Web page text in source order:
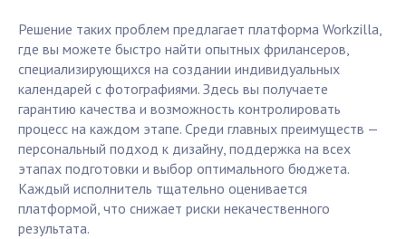
Решение таких проблем предлагает платформа Workzilla,
где вы можете быстро найти опытных фрилансеров,
специализирующихся на создании индивидуальных
календарей с фотографиями. Здесь вы получаете
гарантию качества и возможность контролировать
процесс на каждом этапе. Среди главных преимуществ —
персональный подход к дизайну, поддержка на всех
этапах подготовки и выбор оптимального бюджета.
Каждый исполнитель тщательно оценивается
платформой, что снижает риски некачественного
результата.